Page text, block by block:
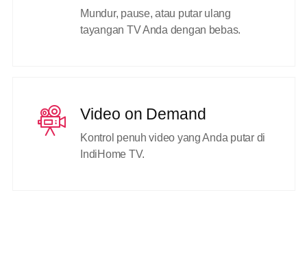
Mundur, pause, atau putar ulang
tayangan TV Anda dengan bebas.
Video on Demand
Kontrol penuh video yang Anda putar di
IndiHome TV.